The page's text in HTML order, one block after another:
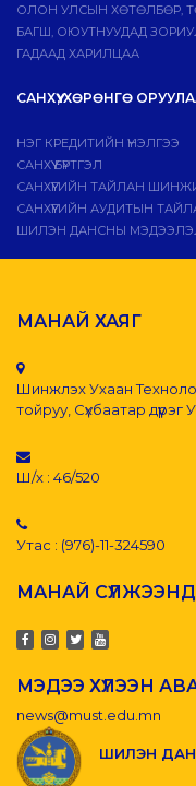
ОЛОН УЛСЫН ХӨТӨЛБӨР,
БАГШ, ОЮУТНУУДАД
ГАДААД ХАРИЛЦАА
САНХҮҮ, ХӨРӨНГӨ
НЭГ КРЕДИТИЙН ҮНЭЛГЭЭ
САНХҮҮ БҮРТГЭЛ
САНХҮҮГИЙН ТАЙЛАН
САНХҮҮГИЙН АУДИТЫН
ШИЛЭН ДАНСНЫ
МАНАЙ ХАЯГ
Шинжлэх Ухаан
тойруу, Сүхбаатар
Ш/х : 46/520
Утас : (976)-11-324590
МАНАЙ
МЭДЭЭ ХҮЛЭЭН
news@must.edu.mn
ШИЛЭН